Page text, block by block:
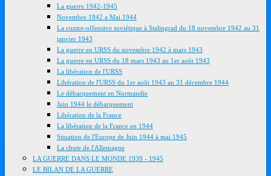
La guerre 1942-1945
Novembre 1942 a Mai 1944
La contre-offensive soviétique à Stalingrad du 18 novembre 1942 au 31
janvier 1943
La guerre en URSS du novembre 1942 à mars 1943
La guerre en URSS du 18 mars 1943 au 1er août 1943
La libération de l'URSS
Libération de l'URSS du 1er août 1943 au 31 décembre 1944
Le débarquement en Normandie
Juin 1944 le débarquement
Libération de la France
La libération de la France en 1944
Situation de l'Europe de Juin 1944 à mai 1945
La chute de l'Allemagne
LA GUERRE DANS LE MONDE 1939 - 1945
LE BILAN DE LA GUERRE